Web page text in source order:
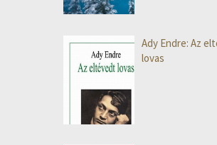
Ady Endre: Az
lovas